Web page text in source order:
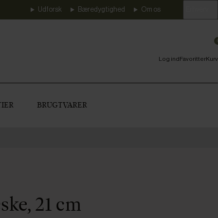
Udforsk Bæredygtighed Om os
Log indFavoritterKurv
BRUGTVARER
21 cm